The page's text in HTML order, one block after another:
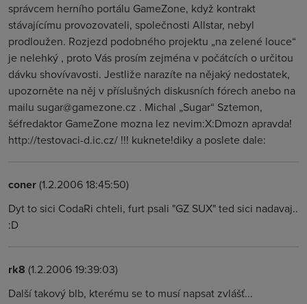
správcem herního portálu GameZone, když kontrakt
stávajícímu provozovateli, společnosti Allstar, nebyl
prodloužen. Rozjezd podobného projektu „na zelené louce“
je nelehký , proto Vás prosím zejména v počátcích o určitou
dávku shovívavosti. Jestliže narazíte na nějaký nedostatek,
upozorněte na něj v příslušných diskusních fórech anebo na
mailu sugar@gamezone.cz . Michal „Sugar“ Sztemon,
šéfredaktor GameZone mozna lez nevim:X:Dmozn apravda!
http://testovaci-d.ic.cz/ !!! kuknete!diky a poslete dale:
coner(1.2.2006 18:45:50)
Dyt to sici CodaRi chteli, furt psali "GZ SUX" ted sici nadavaj..
:D
rk8 (1.2.2006 19:39:03)
Další takový blb, kterému se to musí napsat zvlášť...